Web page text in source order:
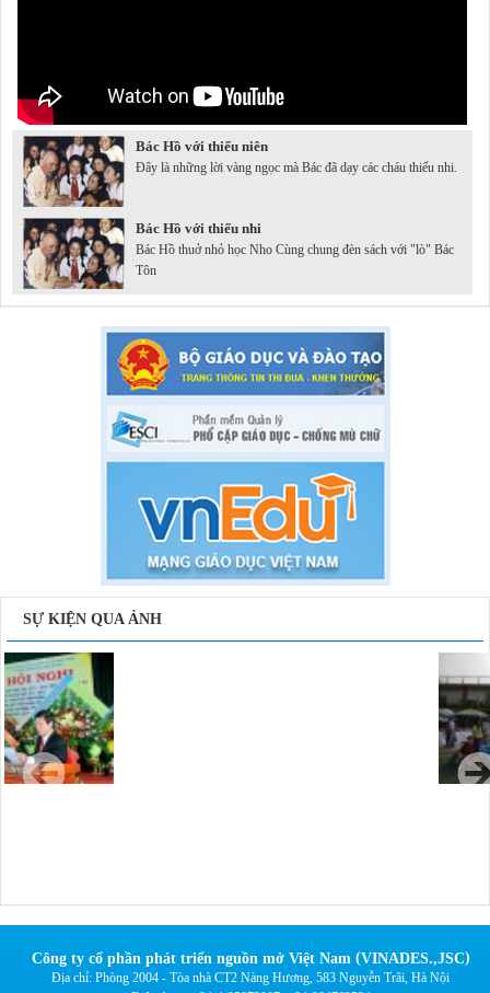
Bác Hồ với thiếu niên
Đây là những lời vàng ngọc mà Bác đã dạy các cháu thiếu nhi.
Bác Hồ với thiếu nhi
Bác Hồ thuở nhỏ học Nho Cùng chung đèn sách với "lò" Bác
Tôn
SỰ KIỆN QUA ẢNH
Công ty cổ phần phát triển nguồn mở Việt Nam (VINADES.,JSC)
Địa chỉ: Phòng 2004 - Tòa nhà CT2 Nàng Hương, 583 Nguyễn Trãi, Hà Nội